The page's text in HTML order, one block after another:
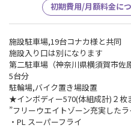
初期費用/月額料金に
施設駐車場,19台コナカ様と共同
施設入り口は別になります
第二駐車場（神奈川県横須賀市佐
5台分
駐輪場,バイク置き場設置
★インボディー570(体組成計)２
”フリーウエイトゾーン充実した
・PL スーパーフライ